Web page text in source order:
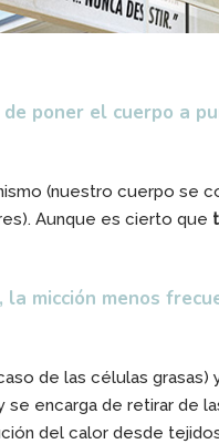
poner el cuerpo a
(nuestro cuerpo se
Aunque es cierto que
micción menos
de las células grasas)
encarga de retirar de
del calor desde